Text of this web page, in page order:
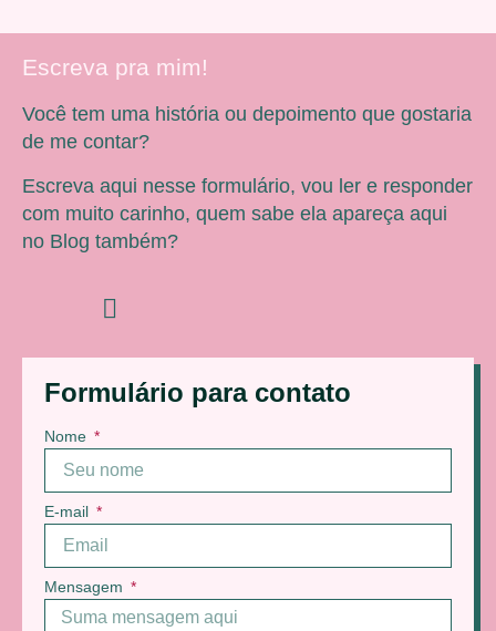
Formulário para contato
Nome
E-mail
Mensagem
Escreva pra mim!
Você tem uma história ou depoimento que gostaria
de me contar?
Escreva aqui nesse formulário, vou ler e responder
com muito carinho, quem sabe ela apareça aqui
no Blog também?